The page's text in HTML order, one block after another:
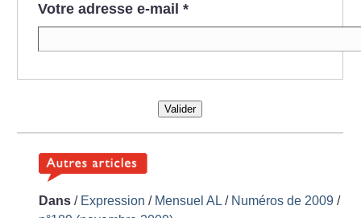
Votre adresse e-mail *
Valider
Dans / Expression / Mensuel AL / Numéros de 2009 /